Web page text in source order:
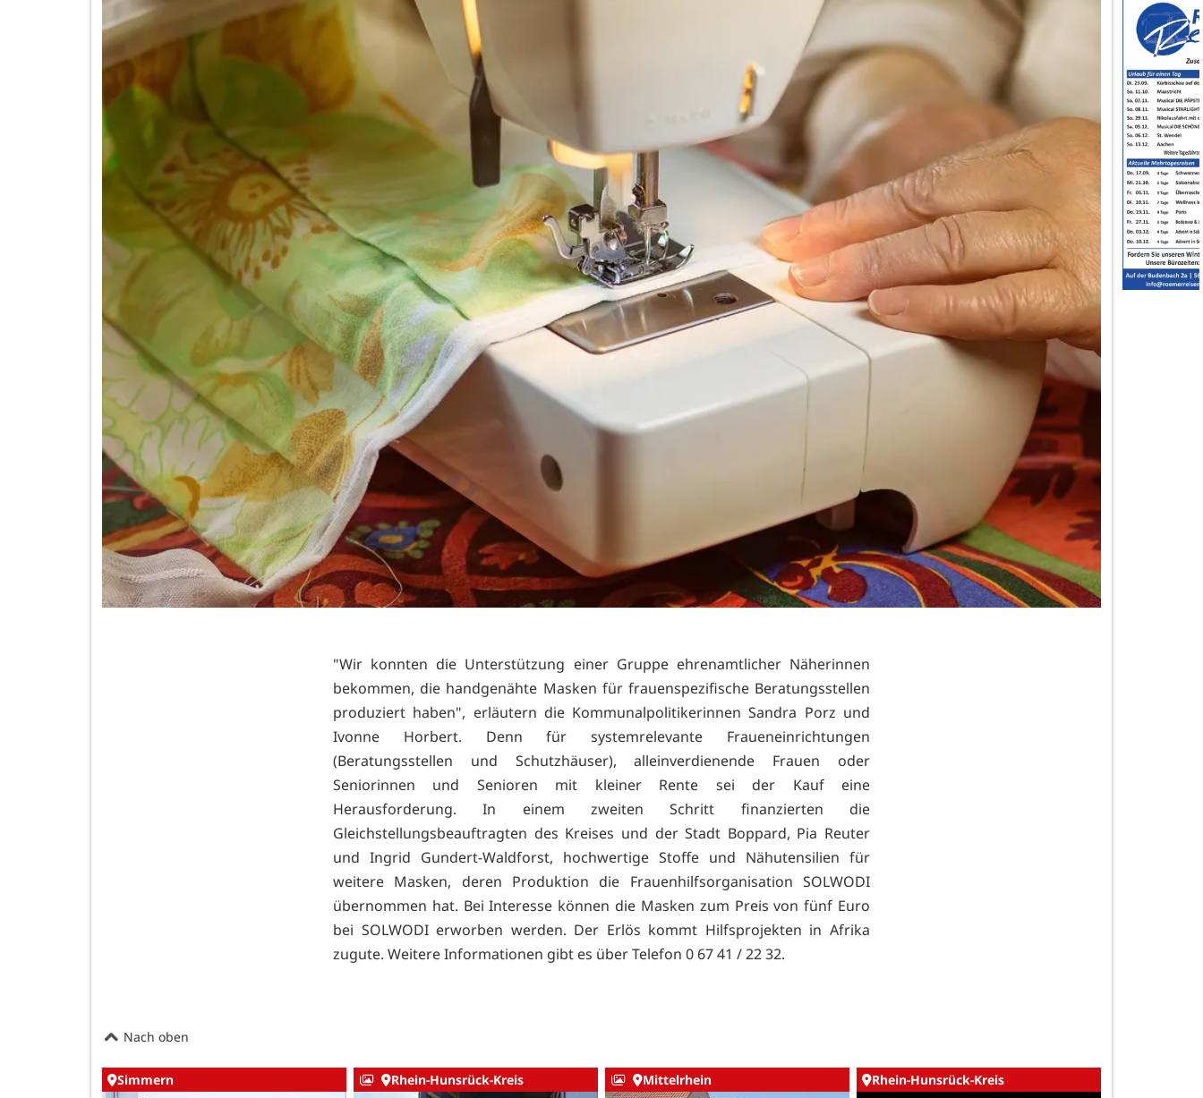
"Wir konnten die Unterstützung einer Gruppe ehrenamtlicher Näherinnen
bekommen, die handgenähte Masken für frauenspezifische Beratungsstellen
produziert haben", erläutern die Kommunalpolitikerinnen Sandra Porz und
Ivonne Horbert. Denn für systemrelevante Fraueneinrichtungen
(Beratungsstellen und Schutzhäuser), alleinverdienende Frauen oder
Seniorinnen und Senioren mit kleiner Rente sei der Kauf eine
Herausforderung. In einem zweiten Schritt finanzierten die
Gleichstellungsbeauftragten des Kreises und der Stadt Boppard, Pia Reuter
und Ingrid Gundert-Waldforst, hochwertige Stoffe und Nähutensilien für
weitere Masken, deren Produktion die Frauenhilfsorganisation SOLWODI
übernommen hat. Bei Interesse können die Masken zum Preis von fünf Euro
bei SOLWODI erworben werden. Der Erlös kommt Hilfsprojekten in Afrika
zugute. Weitere Informationen gibt es über Telefon 0 67 41 / 22 32.
Nach oben
Simmern Rhein-Hunsrück-Kreis Mittelrhein Rhein-Hunsrück-Kreis